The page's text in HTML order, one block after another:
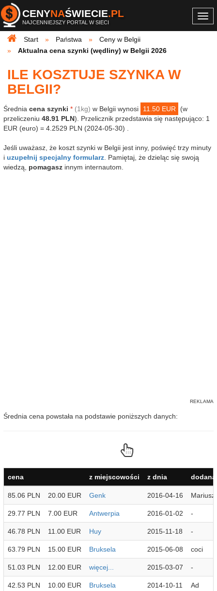
CENYNAŚWIECIE.PL
NAJCENNIEJSZY PORTAL W SIECI
Start
Państwa
Ceny w Belgii
Aktualna cena szynki (wędliny) w Belgii 2026
ILE KOSZTUJE SZYNKA W
BELGII?
Średnia cena szynki * (1kg) w Belgii wynosi 11.50 EUR
(w
przeliczeniu 48.91 PLN). Przelicznik przedstawia się następująco: 1
EUR (euro) = 4.2529 PLN (2024-05-30) .
Jeśli uważasz, że koszt szynki w Belgii jest inny, poświęć trzy minuty
i uzupełnij specjalny formularz . Pamiętaj, że dzieląc się swoją
wiedzą, pomagasz innym internautom.
Średnia cena powstała na podstawie poniższych danych:
cena z miejscowości z dnia dodana
85.06 PLN 20.00 EUR Genk 2016-04-16 Mariusz
29.77 PLN 7.00 EUR Antwerpia 2016-01-02 -
46.78 PLN 11.00 EUR Huy 2015-11-18 -
63.79 PLN 15.00 EUR Bruksela 2015-06-08 coci
51.03 PLN 12.00 EUR więcej... 2015-03-07 -
42.53 PLN 10.00 EUR Bruksela 2014-10-11 Ad